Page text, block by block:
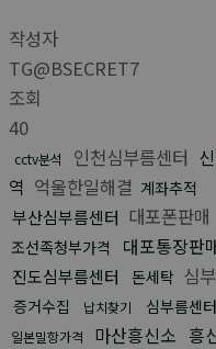
작성자
TG@BSECRET7
조회
40
cctv분석 인천심부름센터
역 억울한일해결 계좌추적
부산심부름센터 대포폰판매
조선족청부가격 대포통장판
진도심부름센터
돈세탁 심
증거수집 납치찾기 심부름센
일본밀항가격 마산흥신소 흥